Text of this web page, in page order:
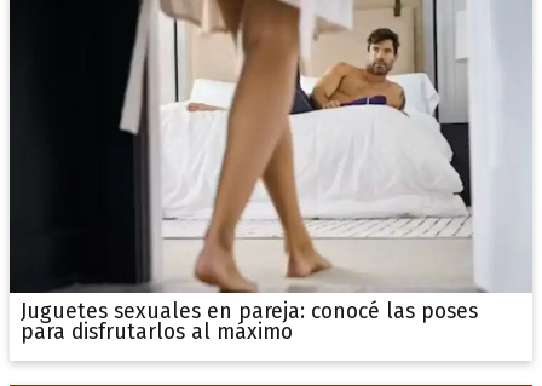
Juguetes sexuales en pareja: conocé las poses
para disfrutarlos al máximo